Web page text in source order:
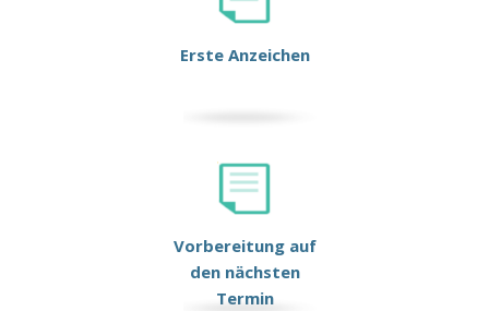
Erste Anzeichen
Vorbereitung auf
den nächsten
Termin